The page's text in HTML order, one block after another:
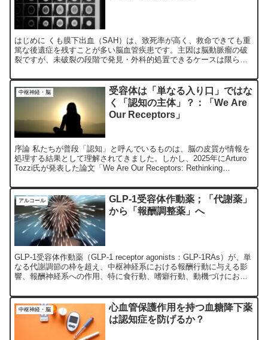
はじめに くも膜下出血（SAH）は、致死率が高く、救命できても重
篤な後遺症を残すことが多い脳血管疾患です。主因は脳動脈瘤の破
裂ですが、未破裂の段階で発見・外科的処置できるケースは限られ
中枢神経・脳
受容体は「単なる入り口」ではな
く「認知の主体」？：「We Are
Our Receptors」
序論 私たちが普段「認知」と呼んでいるものは、脳の皮質が情報を
処理する結果として理解されてきました。しかし、2025年にArturo
Tozzi氏が発表した論文「We Are Our Receptors: Rethinking
アルコール
GLP-1受容体作動薬；「代謝薬」
から「報酬調整薬」へ
GLP-1受容体作動薬（GLP-1 receptor agonists：GLP-1RAs）が、単
なる代謝調節の枠を超え、中枢神経系における報酬行動に与える影
響、報酬神経系への作用、特に食行動、嗜癖行動、動機づけにおけ
中枢神経・脳
心血管保護作用を持つ血糖降下薬
は認知症を防げるか？